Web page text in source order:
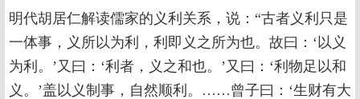
明代胡居仁解读儒家的义利关系，说：“古者义利只是
一体事，义所以为利，利即义之所为也。故曰：‘以义
为利。’又曰：‘利者，义之和也。’又曰：‘利物足以和
义。’盖以义制事，自然顺利。……曾子曰：‘生财有大